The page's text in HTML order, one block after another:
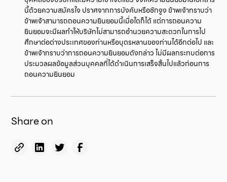
นี้ด้วยความสมัครใจ ปราศจากการบังคับหรือชักจูง ข้าพเจ้าทราบว่า
ข้าพเจ้าสามารถถอนความยินยอมนี้เมื่อใดก็ได้ แต่การถอนความ
ยินยอมจะมีผลทำให้บริษัทไม่สามารถอำนวยความสะดวกในการไป
ศึกษาต่อต่างประเทศของท่านหรือบุตรหลานของท่านได้อีกต่อไป และ
ข้าพเจ้าทราบว่าการถอนความยินยอมดังกล่าว ไม่มีผลกระทบต่อการ
ประมวลผลข้อมูลส่วนบุคคลที่ได้ดำเนินการเสร็จสิ้นไปแล้วก่อนการ
ถอนความยินยอม
Share on